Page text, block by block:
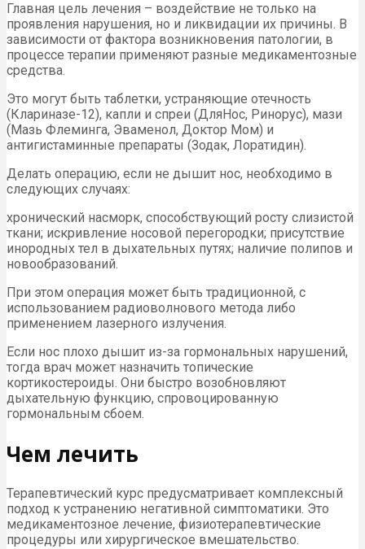
Главная цель лечения – воздействие не только на
проявления нарушения, но и ликвидации их причины. В
зависимости от фактора возникновения патологии, в
процессе терапии применяют разные медикаментозные
средства.
Это могут быть таблетки, устраняющие отечность
(Клариназе-12), капли и спреи (ДляНос, Ринорус), мази
(Мазь Флеминга, Эваменол, Доктор Мом) и
антигистаминные препараты (Зодак, Лоратидин).
Делать операцию, если не дышит нос, необходимо в
следующих случаях:
хронический насморк, способствующий росту слизистой
ткани; искривление носовой перегородки; присутствие
инородных тел в дыхательных путях; наличие полипов и
новообразований.
При этом операция может быть традиционной, с
использованием радиоволнового метода либо
применением лазерного излучения.
Если нос плохо дышит из-за гормональных нарушений,
тогда врач может назначить топические
кортикостероиды. Они быстро возобновляют
дыхательную функцию, спровоцированную
гормональным сбоем.
Чем лечить
Терапевтический курс предусматривает комплексный
подход к устранению негативной симптоматики. Это
медикаментозное лечение, физиотерапевтические
процедуры или хирургическое вмешательство.